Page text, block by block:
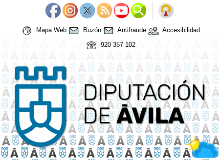
Mapa Web Buzón Antifraude
Accesibilidad
920 357 102